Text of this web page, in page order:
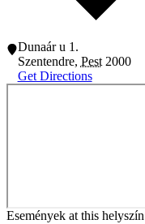
Dunaár u 1.
Szentendre, Pest 2000
Get Directions
Események at this helyszín